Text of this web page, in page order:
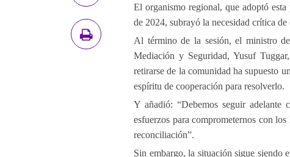
El organismo regional, que adoptó
de 2024, subrayó la necesidad crítica
Al término de la sesión, el ministro
Mediación y Seguridad, Yusuf
retirarse de la comunidad ha supuesto
espíritu de cooperación para resolverlo.
Y añadió: “Debemos seguir adelante
esfuerzos para comprometernos con
reconciliación”.
Sin embargo, la situación sigue siendo